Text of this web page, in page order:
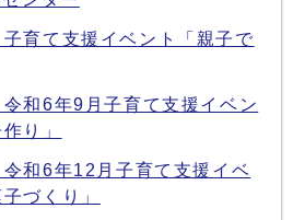
子育て支援イベント「親子で
令和6年9月子育て支援イベン
り」
令和6年12月子育て支援イベ
づくり」